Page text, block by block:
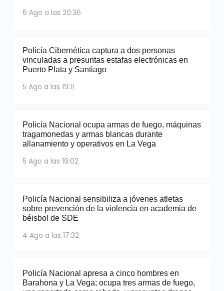
6 Ago a las 20:36
Policía Cibernética captura a dos personas
vinculadas a presuntas estafas electrónicas en
Puerto Plata y Santiago
5 Ago a las 19:11
Policía Nacional ocupa armas de fuego, máquinas
tragamonedas y armas blancas durante
allanamiento y operativos en La Vega
5 Ago a las 19:02
Policía Nacional sensibiliza a jóvenes atletas
sobre prevención de la violencia en academia de
béisbol de SDE
4 Ago a las 17:32
Policía Nacional apresa a cinco hombres en
Barahona y La Vega; ocupa tres armas de fuego,